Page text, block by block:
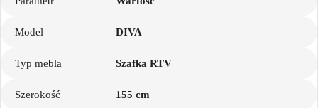
Model DIVA
Typ mebla Szafka RTV
Szerokość 155 cm